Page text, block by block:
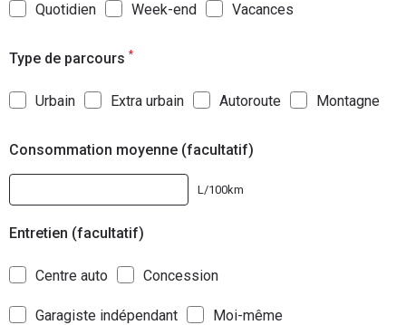
Quotidien Week-end Vacances
Type de parcours *
Urbain Extra urbain Autoroute Montagne
Consommation moyenne (facultatif)
L/100km
Entretien (facultatif)
Centre auto Concession
Garagiste indépendant Moi-même